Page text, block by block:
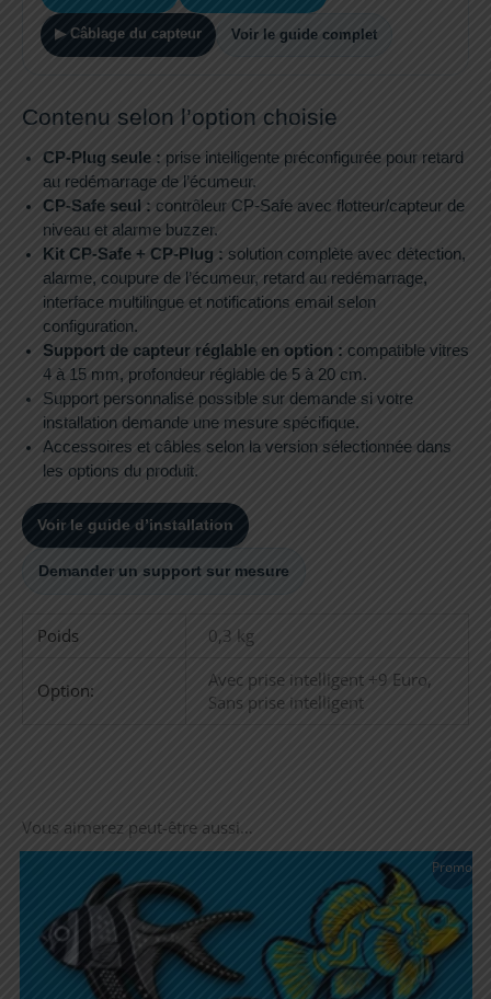
▶ Câblage du capteur Voir le guide complet
Contenu selon l’option choisie
CP-Plug seule : prise intelligente préconfigurée pour retard
au redémarrage de l’écumeur.
CP-Safe seul : contrôleur CP-Safe avec flotteur/capteur de
niveau et alarme buzzer.
Kit CP-Safe + CP-Plug : solution complète avec détection,
alarme, coupure de l’écumeur, retard au redémarrage,
interface multilingue et notifications email selon
configuration.
Support de capteur réglable en option : compatible vitres
4 à 15 mm, profondeur réglable de 5 à 20 cm.
Support personnalisé possible sur demande si votre
installation demande une mesure spécifique.
Accessoires et câbles selon la version sélectionnée dans
les options du produit.
Voir le guide d’installation
Demander un support sur mesure
Poids 0,3 kg
Option:
Avec prise intelligent +9 Euro,
Sans prise intelligent
Vous aimerez peut-être aussi…
Promo !